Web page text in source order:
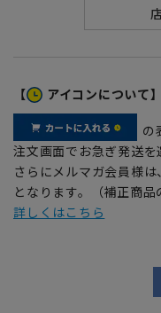
【 アイコンについて】
の
注文画面でお急ぎ発送を
さらにメルマガ会員様
となります。（補正商品
詳しくはこちら